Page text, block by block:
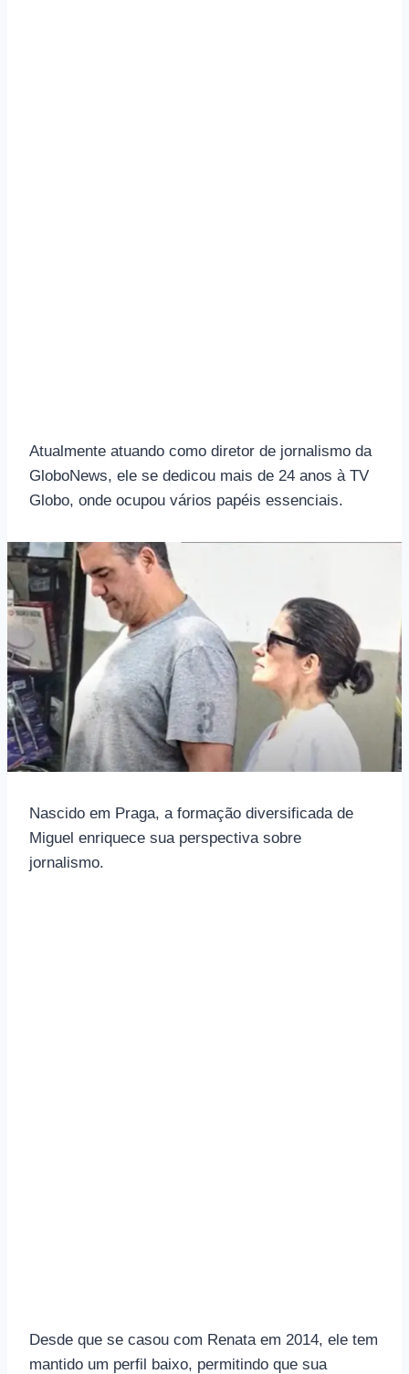
Atualmente atuando como diretor de jornalismo da
GloboNews, ele se dedicou mais de 24 anos à TV
Globo, onde ocupou vários papéis essenciais.
Nascido em Praga, a formação diversificada de
Miguel enriquece sua perspectiva sobre
jornalismo.
Desde que se casou com Renata em 2014, ele tem
mantido um perfil baixo, permitindo que sua